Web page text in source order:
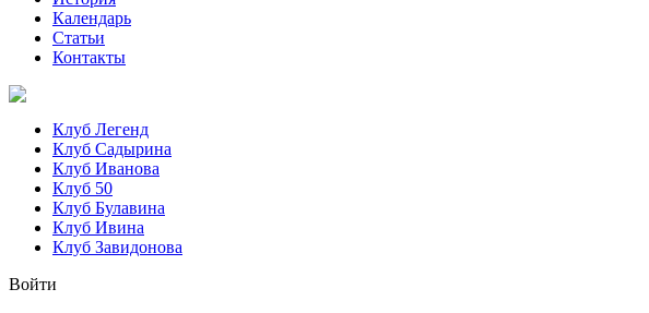
Календарь
Статьи
Контакты
Клуб Легенд
Клуб Садырина
Клуб Иванова
Клуб 50
Клуб Булавина
Клуб Ивина
Клуб Завидонова
Войти